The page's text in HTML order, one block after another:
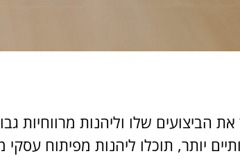
הביצועים שלו וליהנות מרווחיות
יותר, תוכלו ליהנות מפיתוח